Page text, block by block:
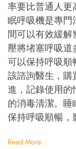
率要比普通人更
眠呼吸機是專門
間可以有效緩解
壓將堵塞呼吸道
可以保持呼吸順
該諮詢醫生，購
進，記錄使用的
的消毒清潔。睡
保持呼吸順暢，
Read More